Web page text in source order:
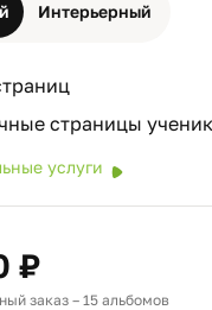
Интерьерный
страницы
услуги
₽
заказ – 15 альбомов